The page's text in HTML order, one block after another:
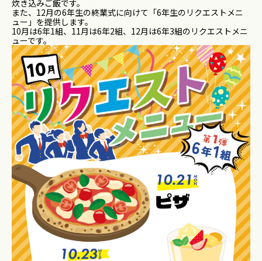
炊き込みご飯です。
また、12月の6年生の終業式に向けて「6年生のリクエストメニ
ュー」 を提供します。
10月は6年1組、11月は6年2組、12月は6年3組のリクエストメニ
ューです。